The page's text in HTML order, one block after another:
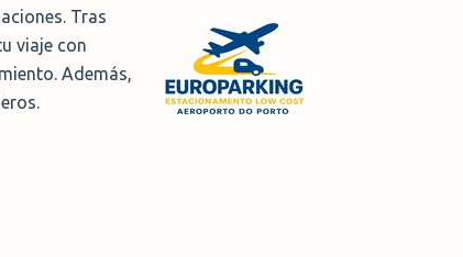
Tras
viaje con
Además,